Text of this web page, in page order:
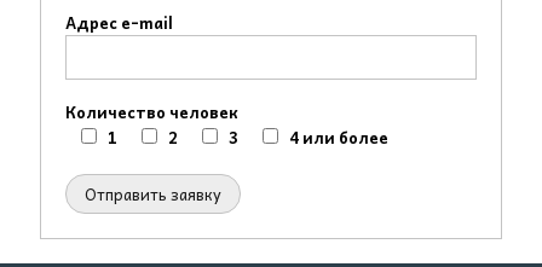
Адрес e-mail
Количество человек
1
2 3 4 или более